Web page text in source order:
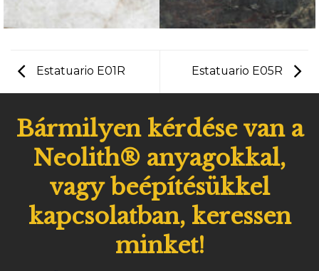
Estatuario E01R Estatuario E05R
Bármilyen kérdése van a
Neolith® anyagokkal,
vagy beépítésükkel
kapcsolatban, keressen
minket!